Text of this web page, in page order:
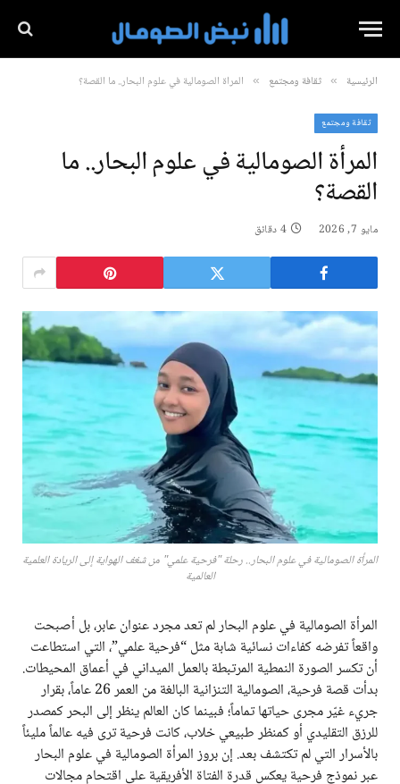
الرئيسية » ثقافة ومجتمع » المرأة الصومالية في علوم البحار.. ما القصة؟
ثقافة ومجتمع
المرأة الصومالية في علوم البحار.. ما
القصة؟
مايو 7, 2026 4 دقائق
المرأة الصومالية في علوم البحار.. رحلة "فرحية علمي" من شغف الهواية إلى الريادة العلمية
العالمية
المرأة الصومالية في علوم البحار لم تعد مجرد عنوان عابر، بل أصبحت
واقعاً تفرضه كفاءات نسائية شابة مثل “فرحية علمي”، التي استطاعت
أن تكسر الصورة النمطية المرتبطة بالعمل الميداني في أعماق المحيطات.
بدأت قصة فرحية، الصومالية التنزانية البالغة من العمر 26 عاماً، بقرار
جريء غيّر مجرى حياتها تماماً؛ فبينما كان العالم ينظر إلى البحر كمصدر
للرزق التقليدي أو كمنظر طبيعي خلاب، كانت فرحية ترى فيه عالماً مليئاً
بالأسرار التي لم تكتشف بعد. إن بروز المرأة الصومالية في علوم البحار
عبر نموذج فرحية يعكس قدرة الفتاة الأفريقية على اقتحام مجالات